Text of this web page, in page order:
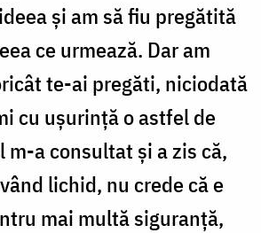
și am să fiu pregătită
ce urmează. Dar am
te-ai pregăti, niciodată
cu ușurință o astfel de
m-a consultat și a zis că,
lichid, nu crede că e
mai multă siguranță,